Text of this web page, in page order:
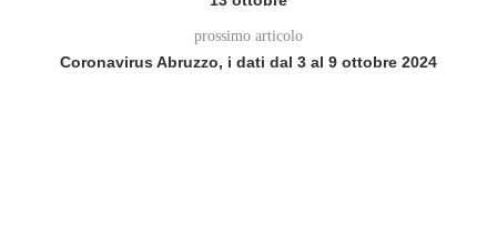
prossimo articolo
Coronavirus Abruzzo, i dati dal 3 al 9 ottobre 2024